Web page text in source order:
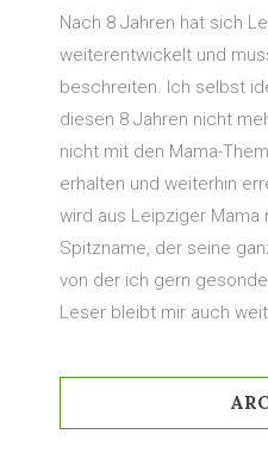
Nach 8 Jahren hat sich
weiterentwickelt und
beschreiten. Ich selbst
diesen 8 Jahren nicht
nicht mit den Mama-
erhalten und weiterhin
wird aus Leipziger Mama
Spitzname, der seine
von der ich gern
Leser bleibt mir auch